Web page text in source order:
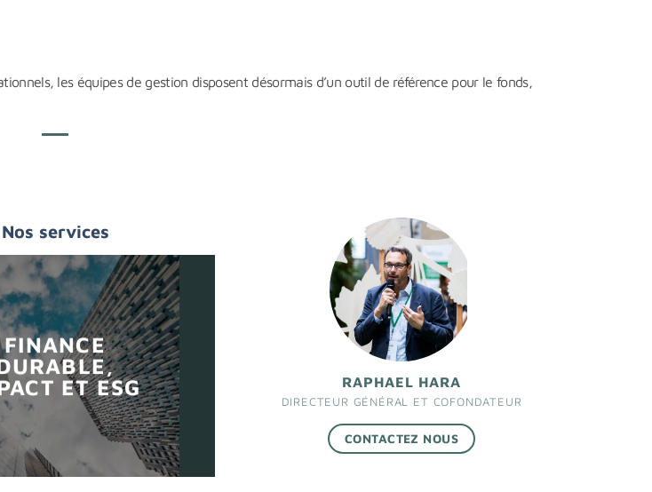
les équipes de gestion disposent désormais d’un outil de référence pour le fonds,
Nos services
FINANCE
ET ESG
RAPHAEL HARA
DIRECTEUR GÉNÉRAL ET COFONDATEUR
CONTACTEZ NOUS